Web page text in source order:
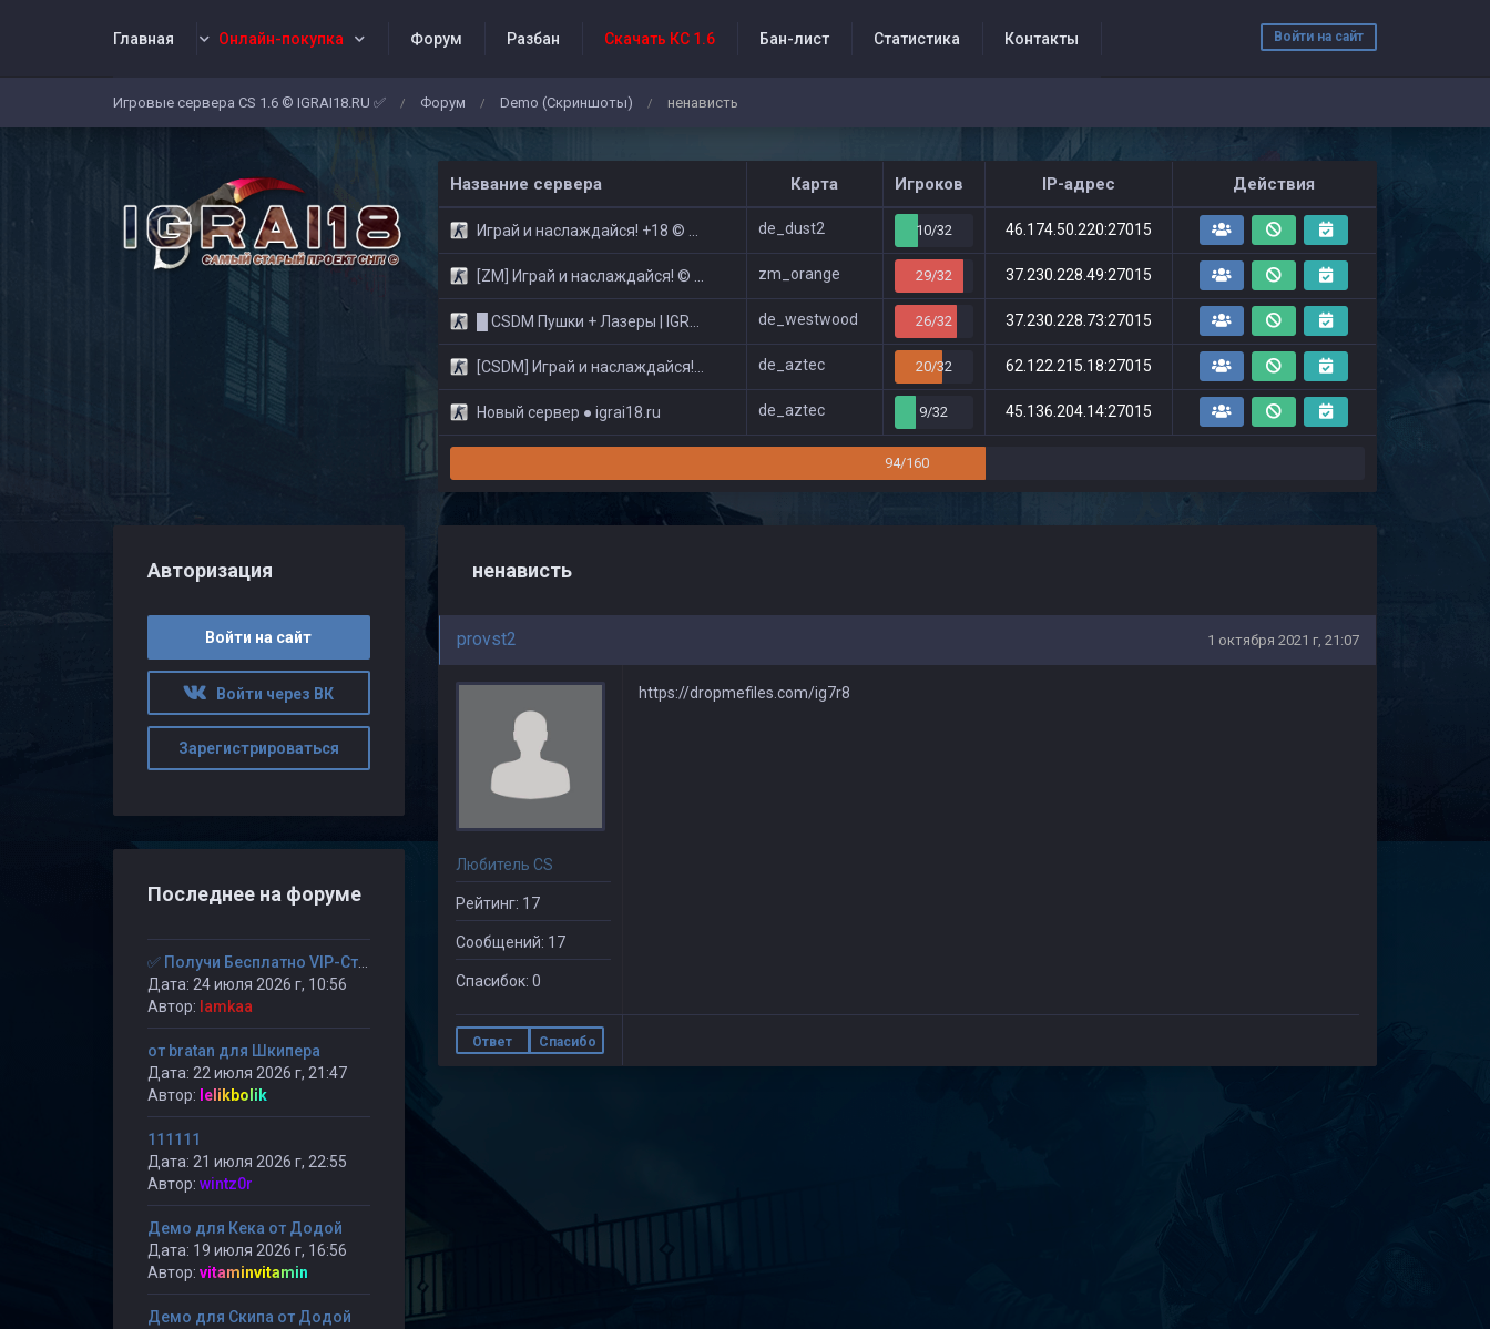
Войти на сайт
Главная Онлайн-покупка Форум Разбан Скачать КС 1.6 Бан-лист Статистика Контакты
События проекта
Игровые сервера CS 1.6 © IGRAI18.RU ✅ / Форум / Demo (Скриншоты) / ненависть
Название сервера Карта Игроков IP-адрес Действия
Играй и наслаждайся! +18 © Public de_dust2 10/32 46.174.50.220:27015
[ZM] Играй и наслаждайся! © Zombie Show zm_orange 29/32 37.230.228.49:27015
█ CSDM Пушки + Лазеры | IGRAI18.RU ツ █ de_westwood 26/32 37.230.228.73:27015
[CSDM] Играй и наслаждайся! © Classic de_aztec 20/32 62.122.215.18:27015
Новый сервер ● igrai18.ru de_aztec 9/32 45.136.204.14:27015
94/160
ненависть
provst2 1 октября 2021 г, 21:07
Любитель CS
Рейтинг: 17
Сообщений: 17
Спасибок: 0
https://dropmefiles.com/ig7r8
Ответ Спасибо
Авторизация
Войти на сайт
Войти через ВК
Зарегистрироваться
Последнее на форуме
Дата: 24 июля 2026 г, 10:56
Автор: lamkaa
от bratan для Шкипера
Дата: 22 июля 2026 г, 21:47
Автор: lelikbolik
111111
Дата: 21 июля 2026 г, 22:55
Автор: wintz0r
Демо для Кека от Додой
Дата: 19 июля 2026 г, 16:56
Автор: vitaminvitamin
Демо для Скипа от Додой